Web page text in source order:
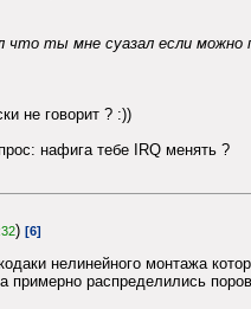
что ты мне суазал если можно
не говорит ? :))
нафига тебе IRQ менять ?
) [6]
нелинейного монтажа
примерно распределились